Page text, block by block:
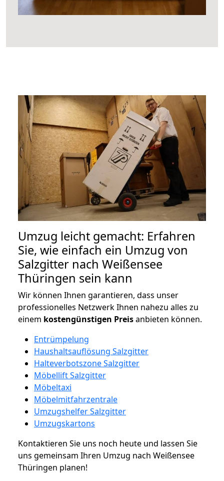
Umzug leicht gemacht: Erfahren
Sie, wie einfach ein Umzug von
Salzgitter nach Weißensee
Thüringen sein kann
Wir können Ihnen garantieren, dass unser
professionelles Netzwerk Ihnen nahezu alles zu
einem kostengünstigen Preisanbieten können.
Entrümpelung
Haushaltsauflösung Salzgitter
Halteverbotszone Salzgitter
Möbellift Salzgitter
Möbeltaxi
Möbelmitfahrzentrale
Umzugshelfer Salzgitter
Umzugskartons
Kontaktieren Sie uns noch heute und lassen Sie
uns gemeinsam Ihren Umzug nach Weißensee
Thüringen planen!